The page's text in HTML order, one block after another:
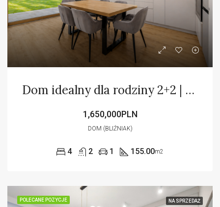
Dom idealny dla rodziny 2+2 | 4 sypialnie | zieleń
1,650,000PLN
DOM (BLIŹNIAK)
4 2 1 155.00m2
POLECANE POZYCJE NA SPRZEDAŻ